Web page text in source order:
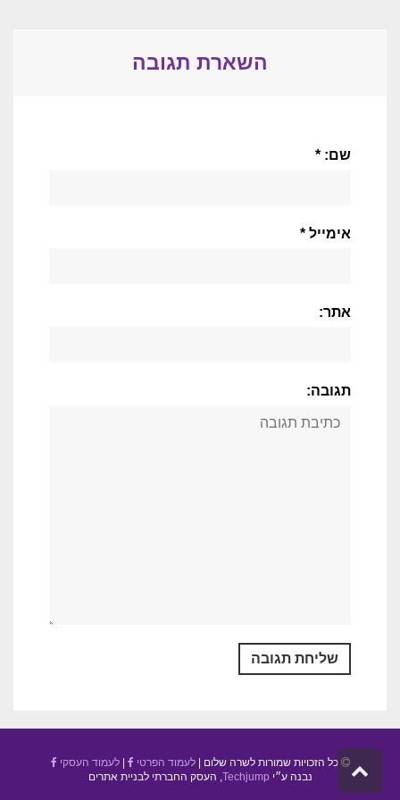
השארת תגובה
שם: *
אימייל *
אתר:
תגובה:
כל הזכויות שמורות לשרה שלום |לעמוד הפרטי |לעמוד העסקי
נבנה ע״י Techjump , העסק החברתי לבניית אתרים
גלילה
לראש